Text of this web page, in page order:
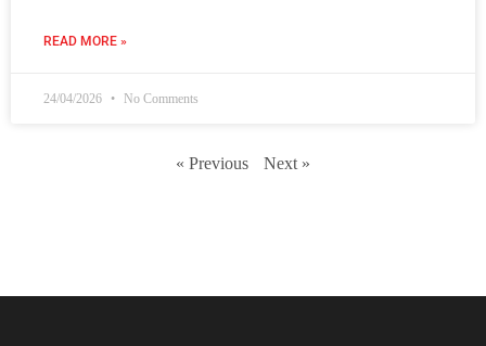
READ MORE »
24/04/2026 No Comments
« Previous Next »